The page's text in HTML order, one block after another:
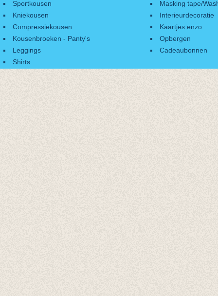
Sportkousen
Kniekousen
Compressiekousen
Kousenbroeken - Panty's
Leggings
Shirts
Masking tape/
Interieurdecoratie
Kaartjes enzo
Opbergen
Cadeaubonnen